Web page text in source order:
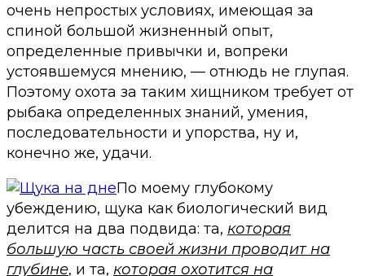
очень непростых условиях, имеющая за
спиной большой жизненный опыт,
определенные привычки и, вопреки
устоявшемуся мнению, — отнюдь не глупая.
Поэтому охота за таким хищником требует от
рыбака определенных знаний, умения,
последовательности и упорства, ну и,
конечно же, удачи.
По моему глубокому
убеждению, щука как биологический вид
делится на два подвида: та, которая
большую часть своей жизни проводит на
глубине, и та, которая охотится на